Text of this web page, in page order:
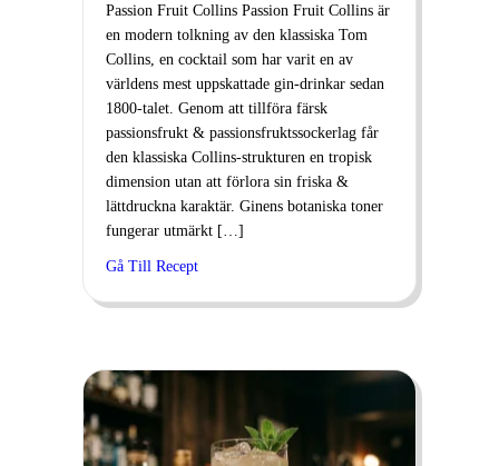
Passion Fruit Collins Passion Fruit Collins är
en modern tolkning av den klassiska Tom
Collins, en cocktail som har varit en av
världens mest uppskattade gin-drinkar sedan
1800-talet. Genom att tillföra färsk
passionsfrukt & passionsfruktssockerlag får
den klassiska Collins-strukturen en tropisk
dimension utan att förlora sin friska &
lättdruckna karaktär. Ginens botaniska toner
fungerar utmärkt […]
Gå Till Recept